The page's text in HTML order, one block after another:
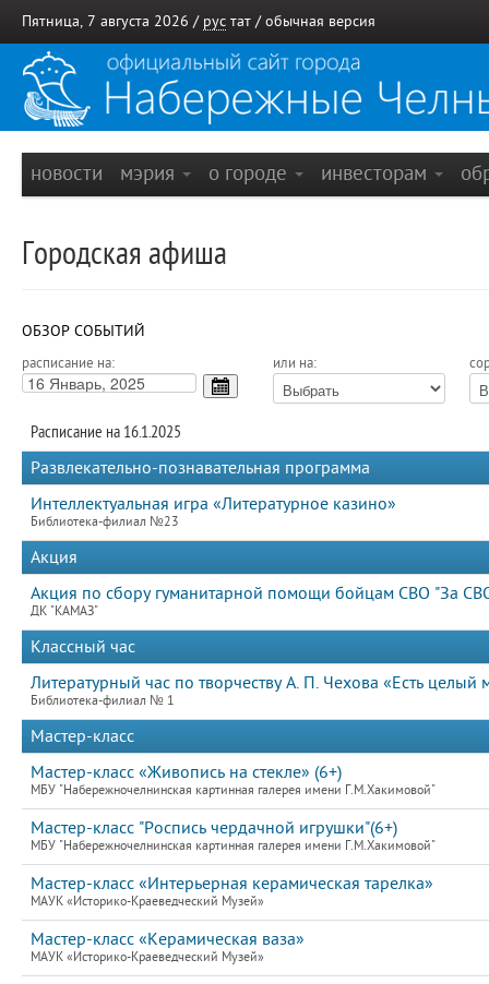
Пятница, 7 августа 2026 / рус тат / обычная версия
новости мэрия о городе инвесторам
Городская афиша
ОБЗОР СОБЫТИЙ
расписание на: или на:
Расписание на 16.1.2025
Развлекательно-познавательная программа
Интеллектуальная игра «Литературное казино»
Библиотека-филиал №23
Акция
Акция по сбору гуманитарной помощи бойцам СВО "За
ДК "КАМАЗ"
Классный час
Литературный час по творчеству А. П. Чехова «Есть
Библиотека-филиал № 1
Мастер-класс
Мастер-класс «Живопись на стекле» (6+)
МБУ "Набережночелнинская картинная галерея имени Г.М.Хакимовой"
Мастер-класс "Роспись чердачной игрушки"(6+)
МБУ "Набережночелнинская картинная галерея имени Г.М.Хакимовой"
Мастер-класс «Интерьерная керамическая тарелка»
МАУК «Историко-Краеведческий Музей»
Мастер-класс «Керамическая ваза»
МАУК «Историко-Краеведческий Музей»